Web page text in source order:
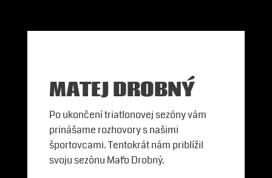
MATEJ DROBNÝ
Po ukončení triatlonovej sezóny vám
prinášame rozhovory s našimi
športovcami. Tentokrát nám priblížil
svoju sezónu Maťo Drobný.